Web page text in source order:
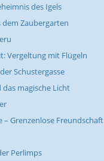
des Igels
dem Zaubergarten
Vergeltung mit Flügeln
Schustergasse
das magische Licht
– Grenzenlose Freundschaft
Perlimps